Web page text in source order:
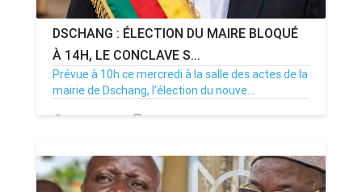
DSCHANG : ÉLECTION DU MAIRE BLOQUÉ
À 14H, LE CONCLAVE S...
Prévue à 10h ce mercredi à la salle des actes de la
mairie de Dschang, l’élection du nouve...
15/07/26 Par MenouActu 0